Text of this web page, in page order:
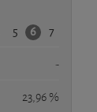
5 6 7
-
23,96 %